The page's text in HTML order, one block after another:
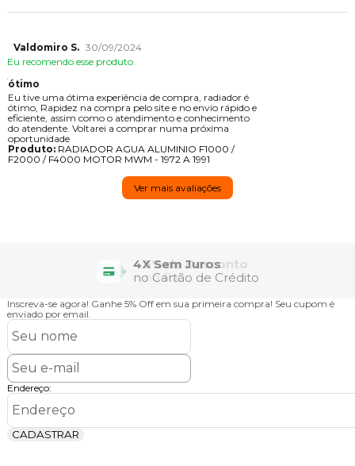
Valdomiro S. 30/09/2024
Eu recomendo esse produto.
ótimo
Eu tive uma ótima experiência de compra, radiador é
ótimo, Rapidez na compra pelo site e no envio rápido e
eficiente, assim como o atendimento e conhecimento
do atendente. Voltarei a comprar numa próxima
oportunidade
Produto:RADIADOR AGUA ALUMINIO F1000 /
F2000 / F4000 MOTOR MWM - 1972 A 1991
Ver mais avaliações
4X Sem Juros
no Cartão de Crédito
Inscreva-se agora! Ganhe 5% Off em sua primeira compra! Seu cupom é
enviado por email.
Endereço:
CADASTRAR